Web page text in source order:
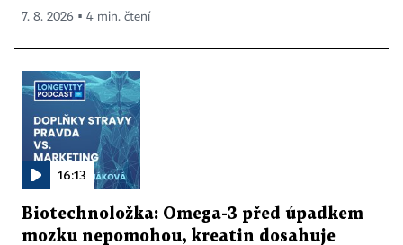
7. 8. 2026 ▪ 4 min. čtení
16:13
Biotechnoložka: Omega-3 před úpadkem
mozku nepomohou, kreatin dosahuje